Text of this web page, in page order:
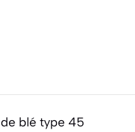
blé type 45